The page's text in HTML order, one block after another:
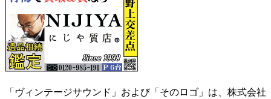
「ヴィンテージサウンド」および「そのロゴ」は、株式会社